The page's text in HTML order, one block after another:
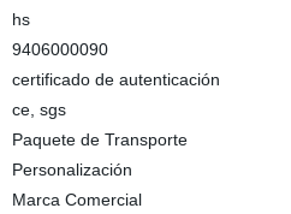
hs
9406000090
certificado de autenticación
ce, sgs
Paquete de Transporte
Personalización
Marca Comercial